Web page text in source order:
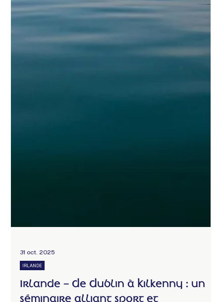
31 oct. 2025
IRLANDE
Irlande – De Dublin à Kilkenny : un